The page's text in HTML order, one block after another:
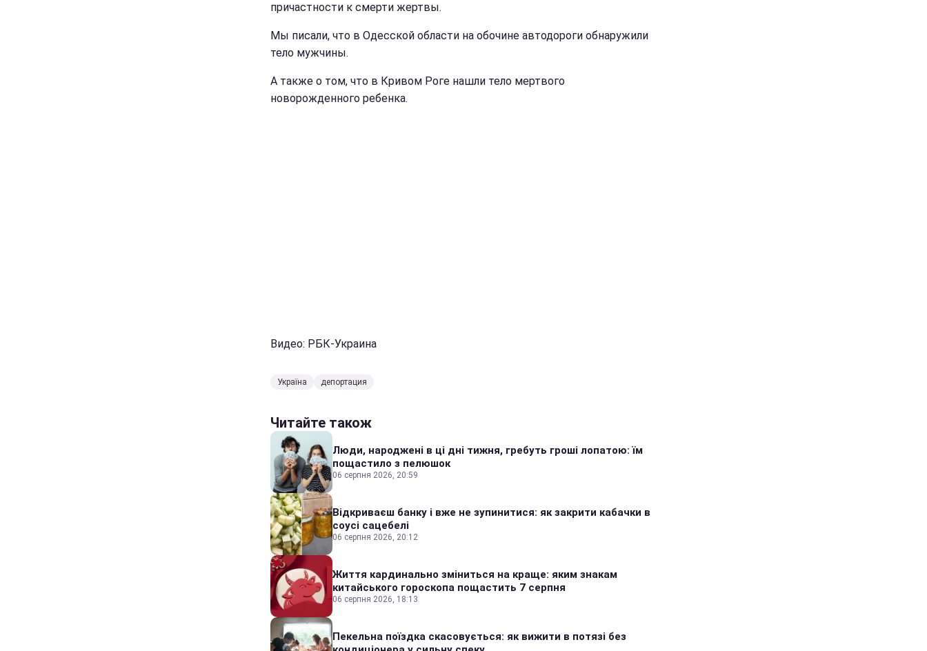
причастности к смерти жертвы.
Мы писали, что в Одесской области на обочине автодороги обнаружили
тело мужчины.
А также о том, что в Кривом Роге нашли тело мертвого
новорожденного ребенка.
Видео: РБК-Украина
Україна депортация
Читайте також
Люди, народжені в ці дні тижня, гребуть гроші лопатою: їм
пощастило з пелюшок
06 серпня 2026, 20:59
Відкриваєш банку і вже не зупинитися: як закрити кабачки в
соусі сацебелі
06 серпня 2026, 20:12
Життя кардинально зміниться на краще: яким знакам
китайського гороскопа пощастить 7 серпня
06 серпня 2026, 18:13
Пекельна поїздка скасовується: як вижити в потязі без